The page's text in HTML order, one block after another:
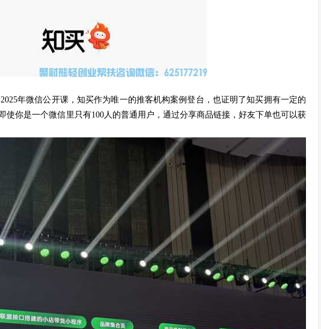
年微信公开课，知买作为唯一的推客机构案例登台，也证明了知买拥有一定的
使你是一个微信里只有100人的普通用户，通过分享商品链接，好友下单也可以获